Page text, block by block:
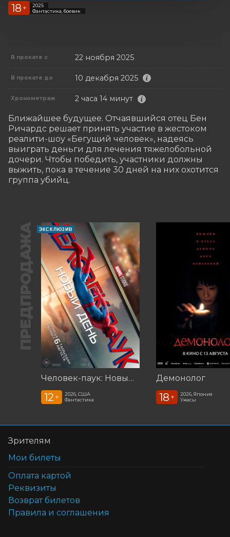
18 +
2025
Фантастика, боевик
В прокате с 22 ноября 2025
В прокате до 10 декабря 2025
Хронометраж 2 часа 14 минут
Ближайшее будущее. Отчаявшийся отец Бен
Ричардс решает принять участие в жестоком
реалити-шоу «Бегущий человек», надеясь
выиграть деньги для лечения тяжелобольной
дочери. Чтобы победить, участники должны
выжить, пока в течение 30 дней на них охотится
группа убийц.
ПРЕДПРОДАЖА ЭКСКЛЮЗИВ
Человек-паук: Новый день (2026)
12 +
2026, США
Фантастика
Демонолог
18 +
2026, Япония
Ужасы
Зрителям
Мои билеты
Оплата картой
Реквизиты
Возврат билетов
Правила и соглашения